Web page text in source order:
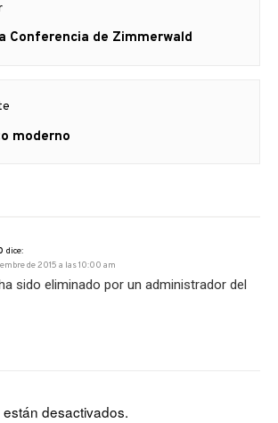
Conferencia de Zimmerwald
moderno
dice:
de 2015 a las 10:00 am
sido eliminado por un administrador del
desactivados.